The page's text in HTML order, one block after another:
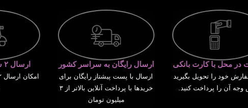
در محل با کارت بانکی
خود را تحویل بگیرید
آن را پرداخت کنید.
ارسال رایگان به سراسر کشور
ارسال با پست پیشتاز رایگان برای
خریدها با پرداخت آنلاین بالاتر از ۳
میلیون تومان
ارسال ۲ ساعته با الوپیک